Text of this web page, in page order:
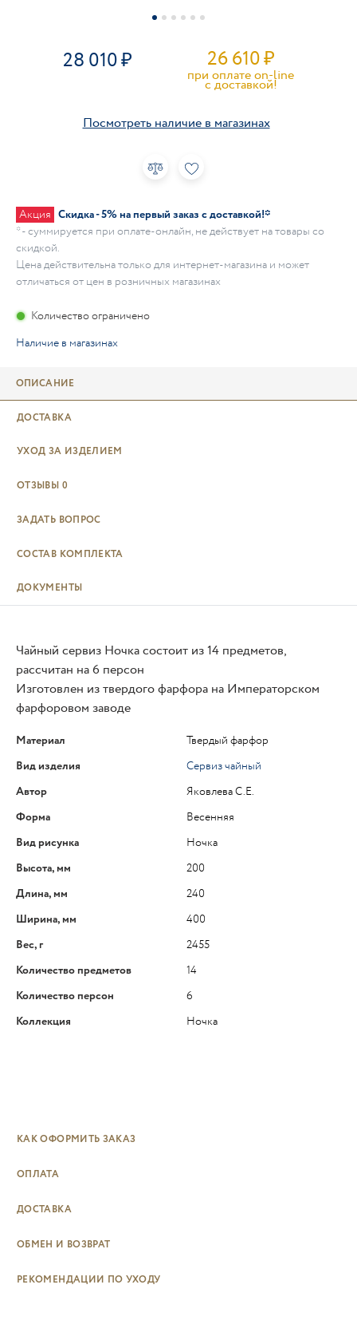
28 010 26 610₽
при оплате on-line
c доставкой!
Посмотреть наличие в магазинах
Акция Скидка - 5% на первый заказ с доставкой!*
* - суммируется при оплате-онлайн, не действует на товары со
скидкой.
Цена действительна только для интернет-магазина и может
отличаться от цен в розничных магазинах
Количество ограничено
Наличие в магазинах
ОПИСАНИЕ
ДОСТАВКА
УХОД ЗА ИЗДЕЛИЕМ
ОТЗЫВЫ 0
ЗАДАТЬ ВОПРОС
СОСТАВ КОМПЛЕКТА
ДОКУМЕНТЫ
Чайный сервиз Ночка состоит из 14 предметов,
рассчитан на 6 персон
Изготовлен из твердого фарфора на Императорском
фарфоровом заводе
Материал
Твердый фарфор
Вид изделия
Сервиз чайный
Автор
Яковлева С.Е.
Форма
Весенняя
Вид рисунка
Ночка
Высота, мм
200
Длина, мм
240
Ширина, мм
400
Вес, г
2455
Количество предметов
14
Количество персон
6
Коллекция
Ночка
КАК ОФОРМИТЬ ЗАКАЗ
ОПЛАТА
ДОСТАВКА
ОБМЕН И ВОЗВРАТ
РЕКОМЕНДАЦИИ ПО УХОДУ